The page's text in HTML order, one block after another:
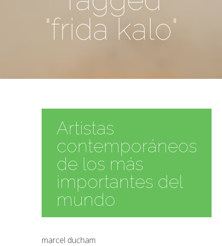
"frida kalo"
Artistas
contemporáneos
de los más
importantes del
mundo
marcel ducham